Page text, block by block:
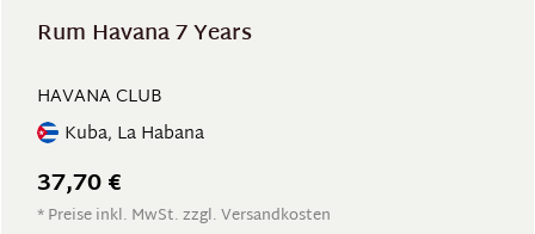
Rum Havana 7 Years
HAVANA CLUB
Kuba, La Habana
37,70 €
* Preise inkl. MwSt. zzgl. Versandkosten